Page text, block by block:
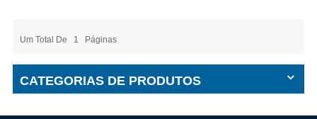
Um Total De 1 Páginas
CATEGORIAS DE PRODUTOS